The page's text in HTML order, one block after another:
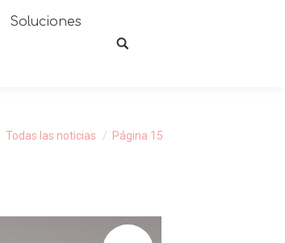
Soluciones
Todas las noticias Página 15